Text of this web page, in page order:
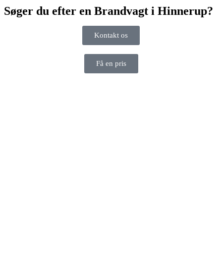
Søger du efter en Brandvagt i Hinnerup?
Kontakt os
Få en pris